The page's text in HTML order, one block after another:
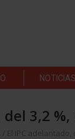
NOTICIAS
del 3,2
El IPC